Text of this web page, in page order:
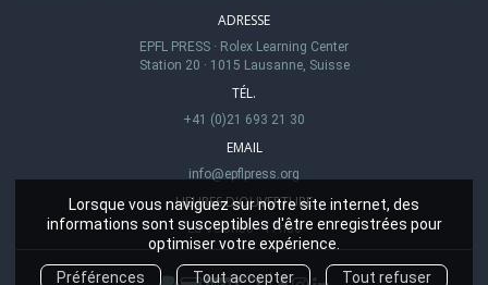
Lorsque vous naviguez sur notre site internet, des
informations sont susceptibles d'être enregistrées pour
optimiser votre expérience.
Préférences
Tout accepter Tout refuser
ADRESSE
EPFL PRESS · Rolex Learning Center
Station 20 · 1015 Lausanne, Suisse
TÉL.
+41 (0)21 693 21 30
EMAIL
info@epflpress.org
HEURES D'OUVERTURE
Lu-Ve 8h00 - 17h00